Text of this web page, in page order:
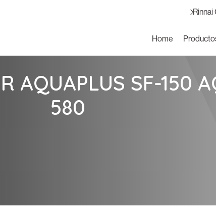
Rinnai
Home
AQUAPLUS SF-150
580